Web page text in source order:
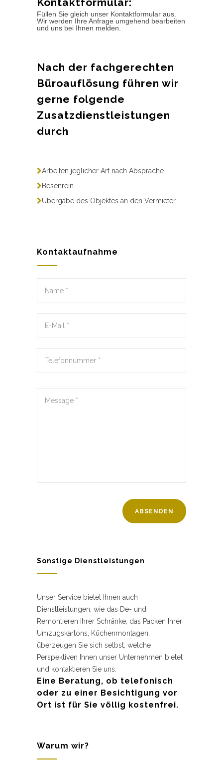
Füllen Sie gleich unser Kontaktformular aus.
Wir werden Ihre Anfrage umgehend bearbeiten
und uns bei Ihnen melden.
Nach der fachgerechten
Büroauflösung führen wir
gerne folgende
Zusatzdienstleistungen
durch
Arbeiten jeglicher Art nach Absprache
Besenrein
Übergabe des Objektes an den Vermieter
Kontaktaufnahme
Sonstige Dienstleistungen
Unser Service bietet Ihnen auch
Dienstleistungen, wie das De- und
Remontieren Ihrer Schränke, das Packen Ihrer
Umzugskartons, Küchenmontagen.
überzeugen Sie sich selbst, welche
Perspektiven Ihnen unser Unternehmen bietet
und kontaktieren Sie uns.
Eine Beratung, ob telefonisch
oder zu einer Besichtigung vor
Ort ist für Sie völlig kostenfrei.
Warum wir?